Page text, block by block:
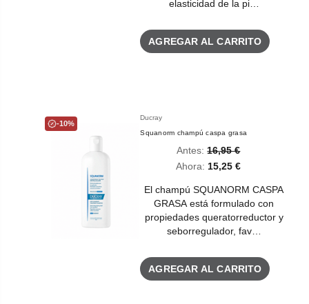
elasticidad de la pi…
AGREGAR AL CARRITO
-10%
Ducray
Squanorm champú caspa grasa
Ahora: 15,25 €
Antes: 16,95 €
El champú SQUANORM CASPA
GRASA está formulado con
propiedades queratorreductor y
seborregulador, fav…
AGREGAR AL CARRITO